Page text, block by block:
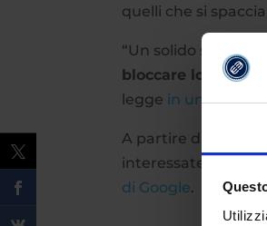
quelli che si
“Un solido sistema
bloccare lo spam
legge in una nota
A partire dalla
interessate ad
di Google.